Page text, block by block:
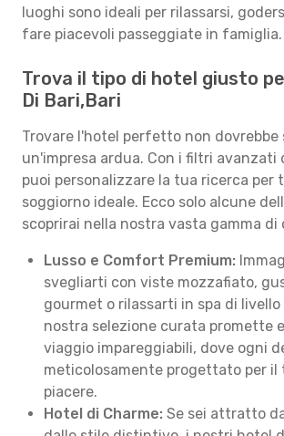
luoghi sono ideali per rilassarsi,
fare piacevoli passeggiate in famiglia.
Trova il tipo di hotel giusto
Di Bari,Bari
Trovare l'hotel perfetto non dovrebbe
un'impresa ardua. Con i filtri avanzati
puoi personalizzare la tua ricerca per
soggiorno ideale. Ecco solo alcune
scoprirai nella nostra vasta gamma di
Lusso e Comfort Premium:
svegliarti con viste mozzafiato,
gourmet o rilassarti in spa di livello
nostra selezione curata promette
viaggio impareggiabili, dove ogni
meticolosamente progettato per il
piacere.
Hotel di Charme: Se sei attratto